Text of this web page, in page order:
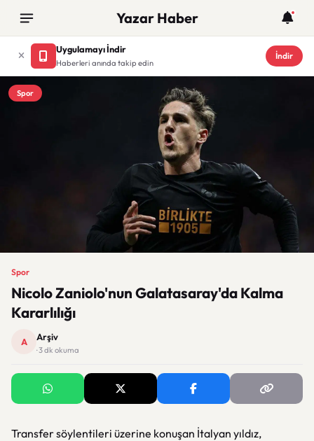
Yazar Haber
Uygulamayı İndir
Haberleri anında takip edin
İndir
Spor
Spor
Nicolo Zaniolo'nun Galatasaray'da Kalma
Kararlılığı
A Arşiv
· 3 dk okuma
Transfer söylentileri üzerine konuşan İtalyan yıldız,